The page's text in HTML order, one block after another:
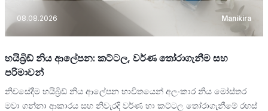
08.08.2026 Manikira
හයිබ්‍රිඩ් නිය ආලේපන: කට්ටල, වර්ණ තෝරාගැනීම සහ
පරිමාවන්
නිවසේදීම හයිබ්‍රිඩ් නිය ආලේපන භාවිතයෙන් අලංකාර නිය මෝස්තර
මවා ගන්නා ආකාරය සහ නිවැරදි වර්ණ හා කට්ටල තෝරාගැනීමේ රහස්